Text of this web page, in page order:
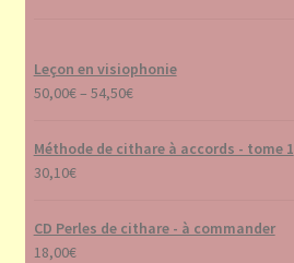
Leçon en visiophonie
50,00€– 54,50€
Méthode de cithare à accords - tome 1
30,10€
CD Perles de cithare - à commander
18,00€